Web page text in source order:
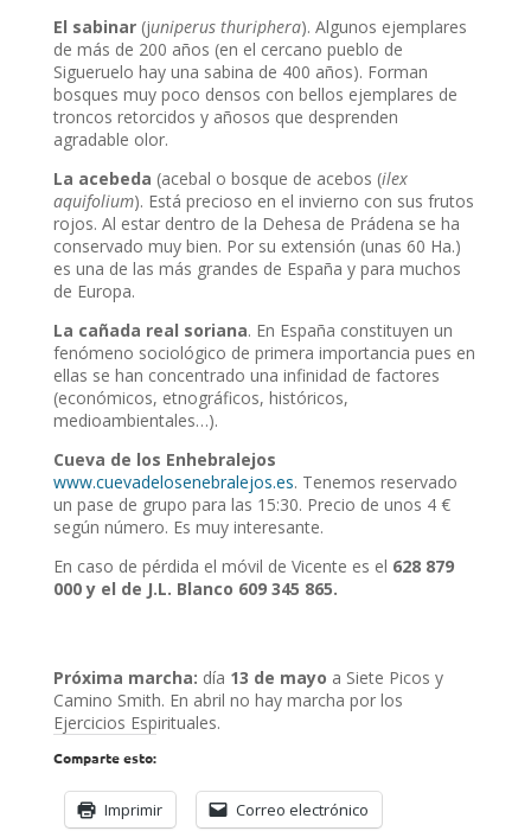
El sabinar(juniperus thuriphera). Algunos ejemplares
de más de 200 años (en el cercano pueblo de
Sigueruelo hay una sabina de 400 años). Forman
bosques muy poco densos con bellos ejemplares de
troncos retorcidos y añosos que desprenden
agradable olor.
La acebeda (acebal o bosque de acebos (ilex
aquifolium). Está precioso en el invierno con sus frutos
rojos. Al estar dentro de la Dehesa de Prádena se ha
conservado muy bien. Por su extensión (unas 60 Ha.)
es una de las más grandes de España y para muchos
de Europa.
La cañada real soriana. En España constituyen un
fenómeno sociológico de primera importancia pues en
ellas se han concentrado una infinidad de factores
(económicos, etnográficos, históricos,
medioambientales…).
Cueva de los Enhebralejos
www.cuevadelosenebralejos.es. Tenemos reservado
un pase de grupo para las 15:30. Precio de unos 4 €
según número. Es muy interesante.
En caso de pérdida el móvil de Vicente es el 628 879
000 y el de J.L. Blanco 609 345 865.
Próxima marcha: día 13 de mayo a Siete Picos y
Camino Smith. En abril no hay marcha por los
Ejercicios Espirituales.
Comparte esto:
Imprimir Correo electrónico